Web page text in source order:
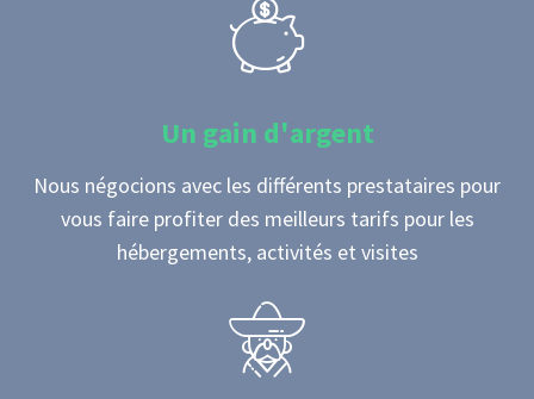
Un gain d'argent
Nous négocions avec les différents prestataires pour
vous faire profiter des meilleurs tarifs pour les
hébergements, activités et visites